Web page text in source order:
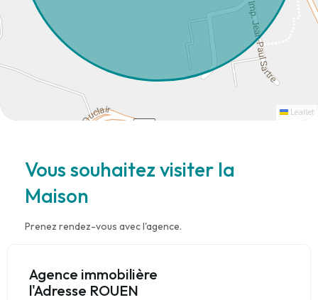
Leaflet
Vous souhaitez visiter la
Maison
Prenez rendez-vous avec l'agence.
Agence immobilière
l'Adresse ROUEN